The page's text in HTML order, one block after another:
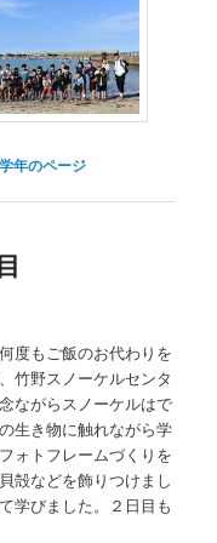
学年のページ
度もご飯のお代わりを
竹野スノーケルセンタ
ながらスノーケルはで
生き物に触れながら学
ォトフレームづくりを
殻などを飾りつけまし
学びました。２日目も